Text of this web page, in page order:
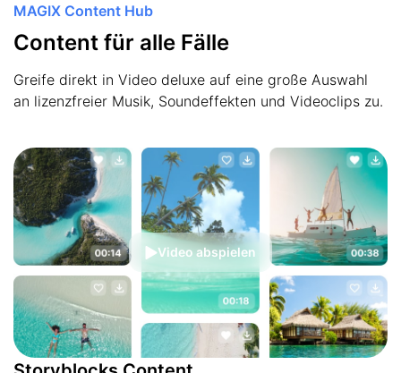
MAGIX Content Hub
Content für alle Fälle
Greife direkt in Video deluxe auf eine große Auswahl
an lizenzfreier Musik, Soundeffekten und Videoclips zu.
Video abspielen